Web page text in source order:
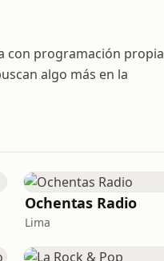
con programación propia
algo más en la
Ochentas Radio
Lima